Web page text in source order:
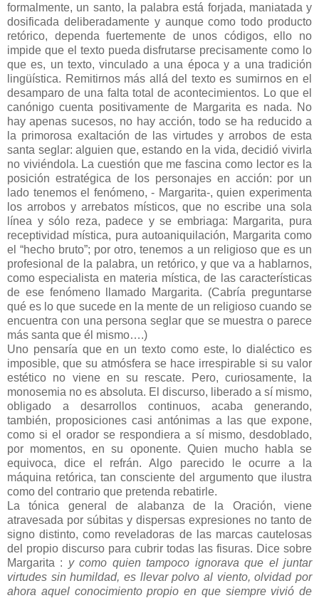
formalmente, un santo, la palabra está forjada, maniatada y
dosificada deliberadamente y aunque como todo producto
retórico, dependa fuertemente de unos códigos, ello no
impide que el texto pueda disfrutarse precisamente como lo
que es, un texto, vinculado a una época y a una tradición
lingüística. Remitirnos más allá del texto es sumirnos en el
desamparo de una falta total de acontecimientos. Lo que el
canónigo cuenta positivamente de Margarita es nada. No
hay apenas sucesos, no hay acción, todo se ha reducido a
la primorosa exaltación de las virtudes y arrobos de esta
santa seglar: alguien que, estando en la vida, decidió vivirla
no viviéndola. La cuestión que me fascina como lector es la
posición estratégica de los personajes en acción: por un
lado tenemos el fenómeno, - Margarita-, quien experimenta
los arrobos y arrebatos místicos, que no escribe una sola
línea y sólo reza, padece y se embriaga: Margarita, pura
receptividad mística, pura autoaniquilación, Margarita como
el “hecho bruto”; por otro, tenemos a un religioso que es un
profesional de la palabra, un retórico, y que va a hablarnos,
como especialista en materia mística, de las características
de ese fenómeno llamado Margarita. (Cabría preguntarse
qué es lo que sucede en la mente de un religioso cuando se
encuentra con una persona seglar que se muestra o parece
más santa que él mismo….)
Uno pensaría que en un texto como este, lo dialéctico es
imposible, que su atmósfera se hace irrespirable si su valor
estético no viene en su rescate. Pero, curiosamente, la
monosemia no es absoluta. El discurso, liberado a sí mismo,
obligado a desarrollos continuos, acaba generando,
también, proposiciones casi antónimas a las que expone,
como si el orador se respondiera a sí mismo, desdoblado,
por momentos, en su oponente. Quien mucho habla se
equivoca, dice el refrán. Algo parecido le ocurre a la
máquina retórica, tan consciente del argumento que ilustra
como del contrario que pretenda rebatirle.
La tónica general de alabanza de la Oración, viene
atravesada por súbitas y dispersas expresiones no tanto de
signo distinto, como reveladoras de las marcas cautelosas
del propio discurso para cubrir todas las fisuras. Dice sobre
Margarita : y como quien tampoco ignorava que el juntar
virtudes sin humildad, es llevar polvo al viento, olvidad por
ahora aquel conocimiento propio en que siempre vivió de